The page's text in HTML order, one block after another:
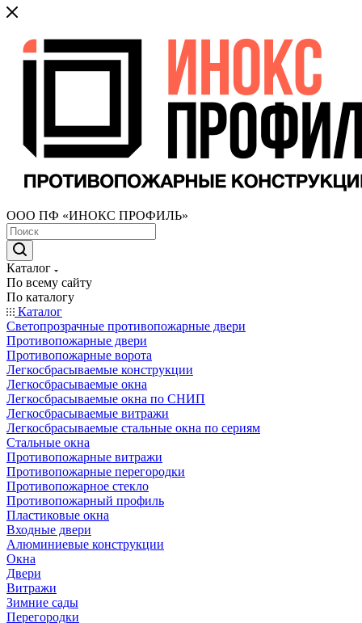
ООО ПФ «ИНОКС ПРОФИЛЬ»
Каталог
По всему сайту
По каталогу
Каталог
Светопрозрачные противопожарные двери
Противопожарные двери
Противопожарные ворота
Легкосбрасываемые конструкции
Легкосбрасываемые окна
Легкосбрасываемые окна по СНИП
Легкосбрасываемые витражи
Легкосбрасываемые стальные окна по сериям
Стальные окна
Противопожарные витражи
Противопожарные перегородки
Противопожарное стекло
Противопожарный профиль
Пластиковые окна
Входные двери
Алюминиевые конструкции
Окна
Двери
Витражи
Зимние сады
Перегородки